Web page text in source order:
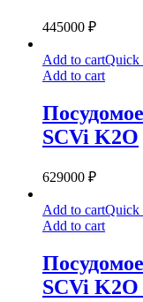
445000 ₽
Посудомоечная
машина
SCVi
K2O
Add to cartQuick
Add to cart
SCVi K2O
629000 ₽
Посудомоечная
машина
SCVi
K2O
XXL
Add to cartQuick
Add to cart
SCVi